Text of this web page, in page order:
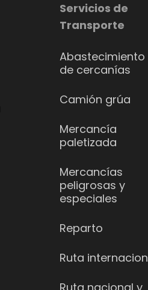
Servicios de
Transporte
Abastecimiento
de cercanías
Camión grúa
Mercancía
paletizada
Mercancías
peligrosas y
especiales
Reparto
Ruta